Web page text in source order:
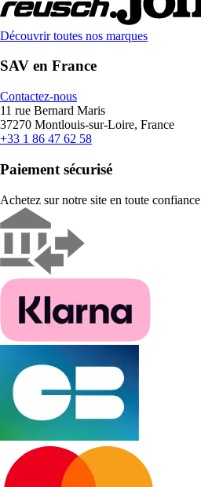
Découvrir toutes nos marques
SAV en France
Contactez-nous
11 rue Bernard Maris
37270 Montlouis-sur-Loire, France
+33 1 86 47 62 58
Paiement sécurisé
Achetez sur notre site en toute confiance